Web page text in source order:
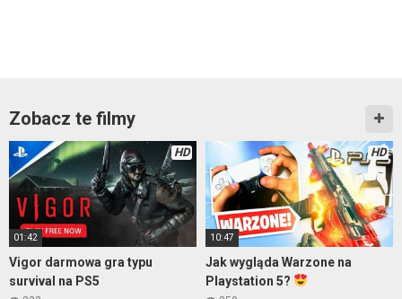
Zobacz te filmy
HD
01:42
Vigor darmowa gra typu
survival na PS5
HD
10:47
Jak wygląda Warzone na
Playstation 5?